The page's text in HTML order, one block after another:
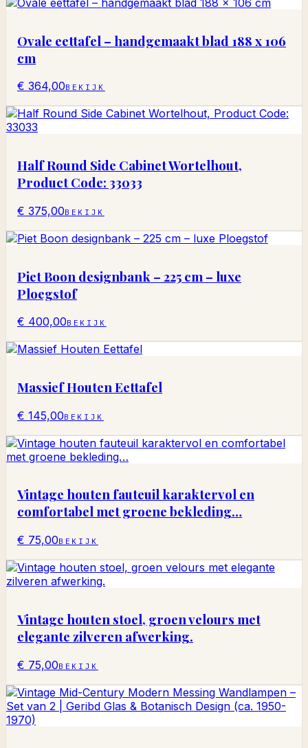
Ovale eettafel – handgemaakt blad 188 x 106
cm
€ 364,00BEKIJK
Half Round Side Cabinet Wortelhout,
Product Code: 33033
€ 375,00BEKIJK
Piet Boon designbank – 225 cm – luxe
Ploegstof
€ 400,00BEKIJK
Massief Houten Eettafel
€ 145,00BEKIJK
Vintage houten fauteuil karaktervol en
comfortabel met groene bekleding…
€ 75,00BEKIJK
Vintage houten stoel, groen velours met
elegante zilveren afwerking.
€ 75,00BEKIJK